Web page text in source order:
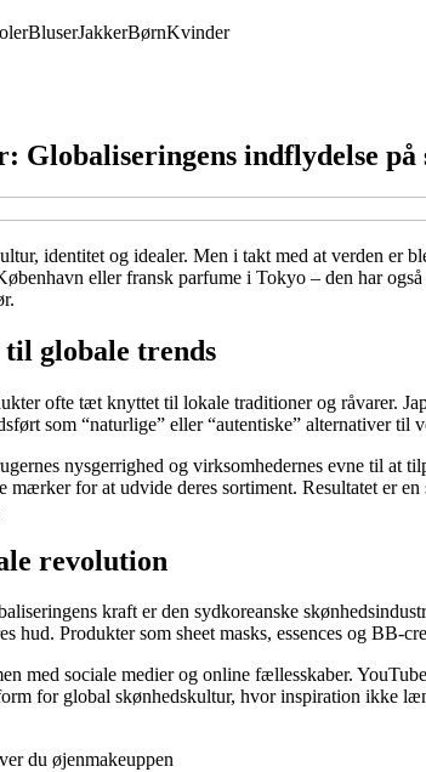
BluserJakkerBørnKvinder
Globaliseringens indflydelse
identitet og idealer. Men i takt med at verden er
eller fransk parfume i Tokyo – den har
globale trends
ofte tæt knyttet til lokale traditioner og råvarer.
som “naturlige” eller “autentiske” alternativer til
nysgerrighed og virksomhedernes evne til at
mærker for at udvide deres sortiment. Resultatet er
revolution
kraft er den sydkoreanske
hud. Produkter som sheet masks, essences og BB-
med sociale medier og online fællesskaber.
for global skønhedskultur, hvor inspiration ikke
du øjenmakeuppen